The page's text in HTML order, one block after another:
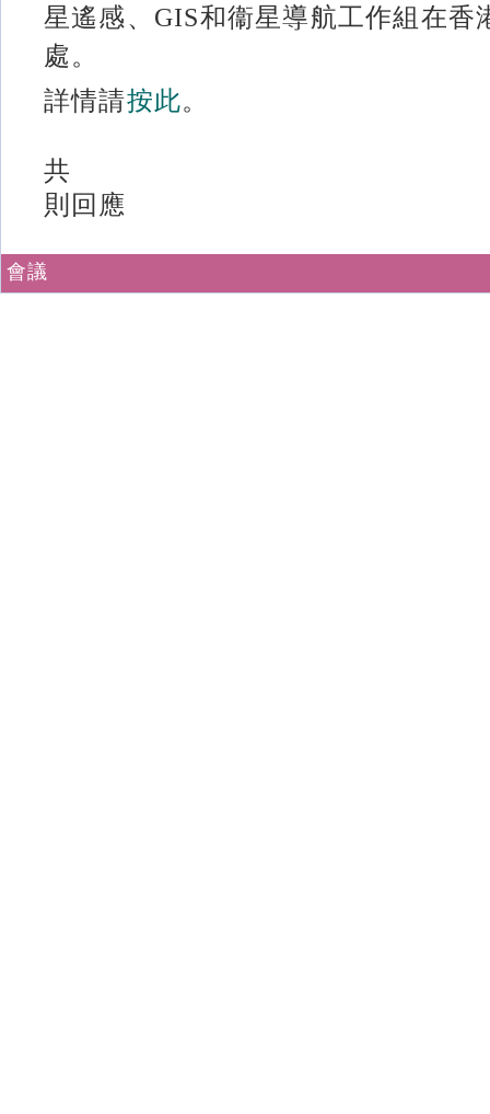
星遙感、GIS和衞星導航工作組在香
處。
詳情請按此。
共
則回應
會議